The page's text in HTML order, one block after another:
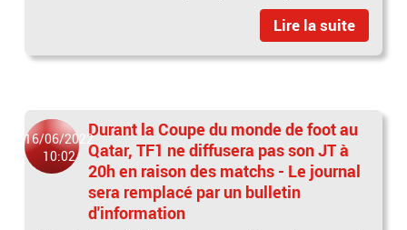
Lire la suite
16/06/2022
10:02
Durant la Coupe du monde de foot au
Qatar, TF1 ne diffusera pas son JT à
20h en raison des matchs - Le journal
sera remplacé par un bulletin
d'information